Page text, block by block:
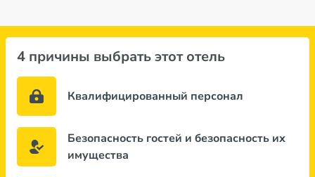
4 причины выбрать этот отель
Квалифицированный персонал
Безопасность гостей и безопасность их
имущества